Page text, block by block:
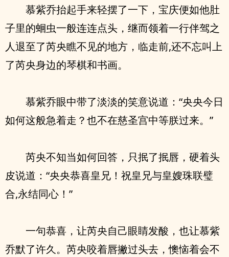
慕紫乔抬起手来轻摆了一下，宝庆便如他肚
子里的蛔虫一般连连点头，继而领着一行伴驾之
人退至了芮央瞧不见的地方，临走前,还不忘叫上
了芮央身边的琴棋和书画。
慕紫乔眼中带了淡淡的笑意说道：“央央今日
如何这般急着走？也不在慈圣宫中等朕过来。”
芮央不知当如何回答，只抿了抿唇，硬着头
皮说道：“央央恭喜皇兄！祝皇兄与皇嫂珠联璧
合,永结同心！”
一句恭喜，让芮央自己眼睛发酸，也让慕紫
乔默了许久。芮央咬着唇撇过头去，懊恼着会不